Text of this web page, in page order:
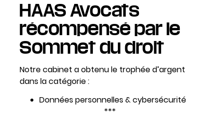
HAAS Avocats
récompensé par le
Sommet du droit
Notre cabinet a obtenu le trophée d’argent
dans la catégorie :
Données personnelles & cybersécurité
***